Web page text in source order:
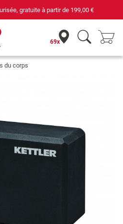
gratuite à partir de 199,00 €
69x
du corps